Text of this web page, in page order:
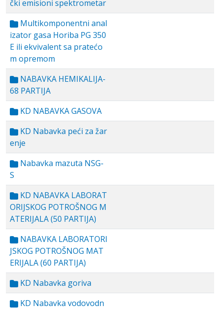
čki emisioni spektrometar
Multikomponentni anal
izator gasa Horiba PG 350
E ili ekvivalent sa pratećo
m opremom
NABAVKA HEMIKALIJA-
68 PARTIJA
KD NABAVKA GASOVA
KD Nabavka peći za žar
enje
Nabavka mazuta NSG-
S
KD NABAVKA LABORAT
ORIJSKOG POTROŠNOG M
ATERIJALA (50 PARTIJA)
NABAVKA LABORATORI
JSKOG POTROŠNOG MAT
ERIJALA (60 PARTIJA)
KD Nabavka goriva
KD Nabavka vodovodn